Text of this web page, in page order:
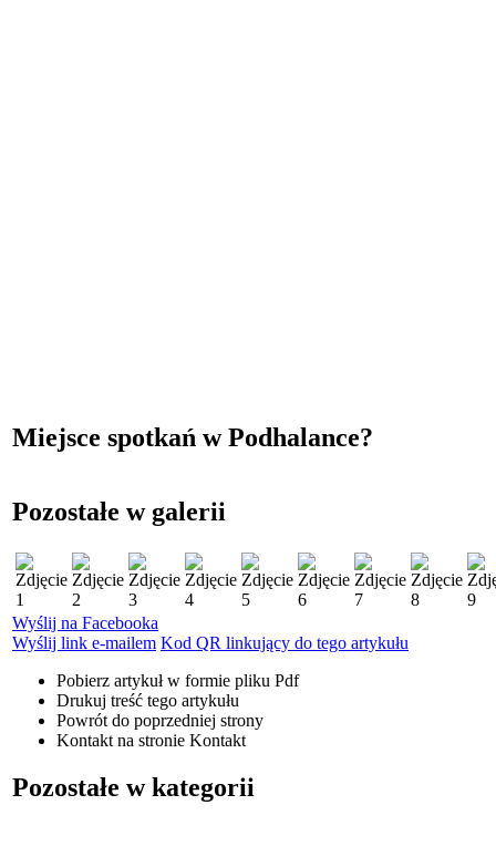
Miejsce spotkań w Podhalance?
Pozostałe w galerii
Wyślij na Facebooka
Wyślij link e-mailem Kod QR linkujący do tego artykułu
Pobierz artykuł w formie pliku Pdf
Drukuj treść tego artykułu
Powrót do poprzedniej strony
Kontakt na stronie Kontakt
Pozostałe w kategorii